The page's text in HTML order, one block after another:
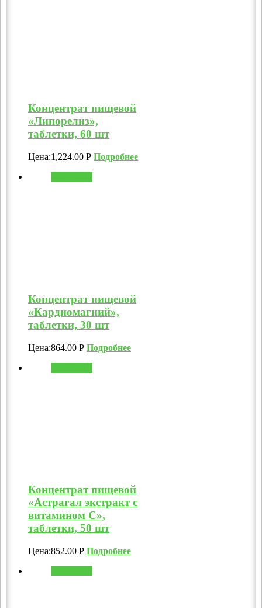
Концентрат пищевой
«Липорелиз»,
таблетки, 60 шт
Цена:1,224.00 Р Подробнее
Концентрат пищевой
«Кардиомагний»,
таблетки, 30 шт
Цена:864.00 Р Подробнее
Концентрат пищевой
«Астрагал экстракт с
витамином C»,
таблетки, 50 шт
Цена:852.00 Р Подробнее